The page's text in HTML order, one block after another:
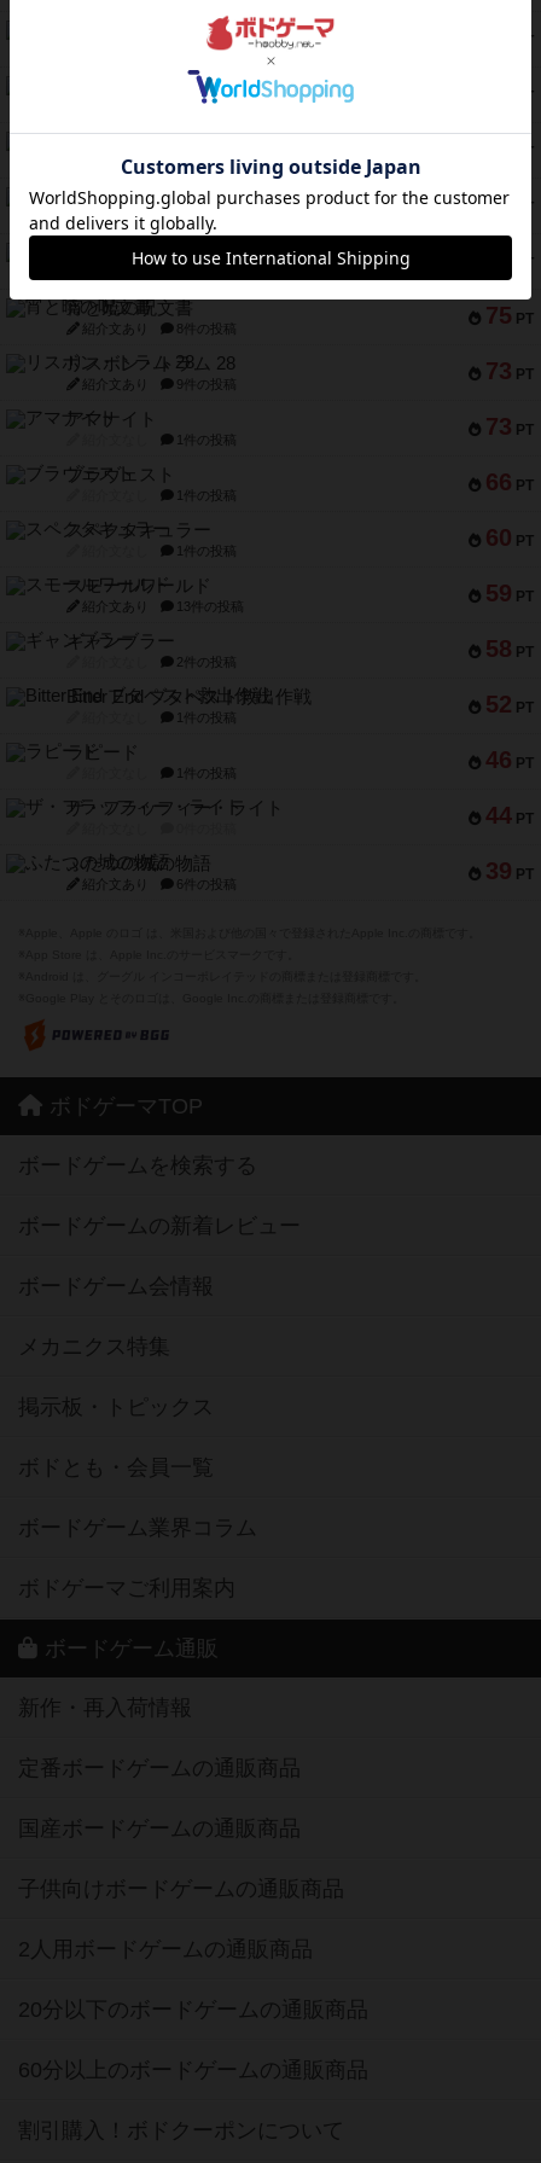
PT
1件の投稿
PT
ファースト・イン・フライト
3件の投稿
PT
紹介文あり 1件の投稿
79 PT
テンプテーション
紹介文なし 2件の投稿
PT
インドネシア
75 PT
宵と暁の呪文書
紹介文あり 8件の投稿
73 PT
リスボン・トラム 28
紹介文あり 9件の投稿
73 PT
アマナイト
1件の投稿
66 PT
ブラヴェスト
1件の投稿
60 PT
スペクタキュラー
1件の投稿
59 PT
スモールワールド
紹介文あり 13件の投稿
58 PT
ギャンブラー
2件の投稿
52 PT
Bitter End ブタペスト救出作戦
1件の投稿
46 PT
ラピード
1件の投稿
44 PT
ザ・フラッフィー・ライト
39 PT
ふたつの城の物語
紹介文あり 6件の投稿
ボドゲーマTOP
ボードゲームを検索する
ボードゲームの新着レビュー
ボードゲーム会情報
メカニクス特集
掲示板・トピックス
ボドとも・会員一覧
ボードゲーム業界コラム
ボドゲーマご利用案内
ボードゲーム通販
新作・再入荷情報
定番ボードゲームの通販商品
国産ボードゲームの通販商品
子供向けボードゲームの通販商品
2人用ボードゲームの通販商品
20分以下のボードゲームの通販商品
60分以上のボードゲームの通販商品
割引購入！ボドクーポンについて